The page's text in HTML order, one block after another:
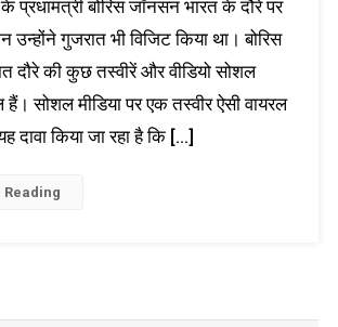
प्रधामंत्री बोरिस जॉनसन भारत के दौरे पर
गुजरात भी विजिट किया था। बोरिस
दौरे की कुछ तस्वीरें और वीडियो सोशल
हैं। सोशल मीडिया पर एक तस्वीर ऐसी वायरल
दावा किया जा रहा है कि […]
Reading